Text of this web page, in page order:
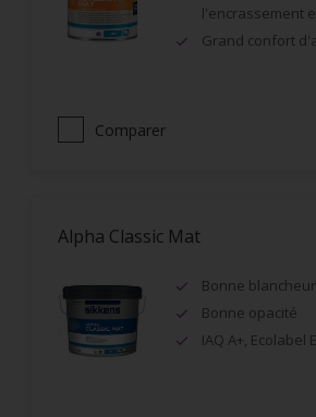
l'encrassement
Grand confort
Comparer
Alpha Classic Mat
Bonne blancheur
Bonne opacité
IAQ A+, Ecolabel